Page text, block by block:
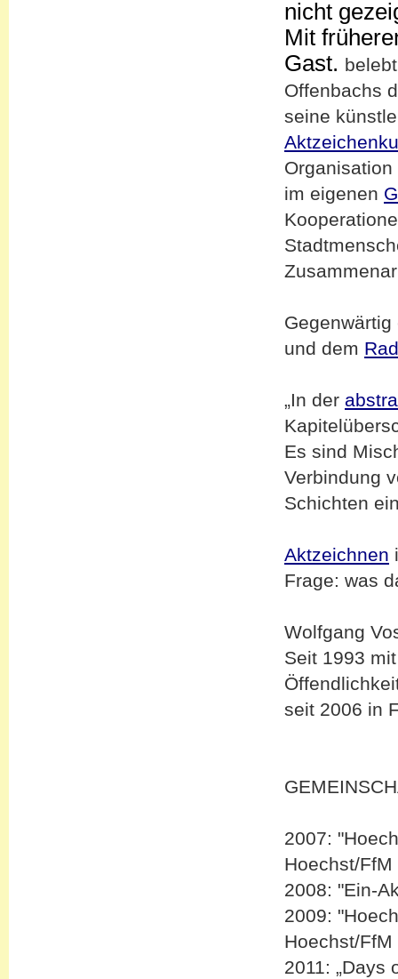
nicht
Mit
Gast.
Offenbachs
seine
im eigenen
und dem
„In der
Es sind
Verbindung
Schichten
Aktzeichnen
Frage: was
Wolfgang
Seit 1993
seit 2006 in
2007:
Hoechst/FfM
2008: "Ein-
2009:
Hoechst/FfM
2011: „Days